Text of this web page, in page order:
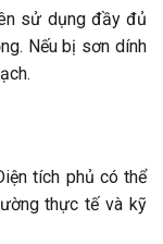
sử dụng đầy đủ
Nếu bị sơn dính
tích phủ có thể
thực tế và kỹ